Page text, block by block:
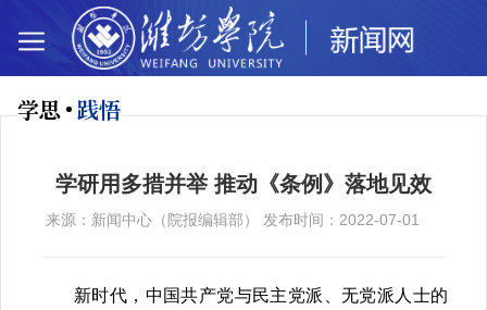
学思 践悟
学研用多措并举 推动《条例》落地见效
来源：新闻中心（院报编辑部） 发布时间：2022-07-01
新时代，中国共产党与民主党派、无党派人士的